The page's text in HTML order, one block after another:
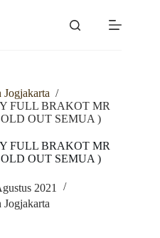
/
FULL BRAKOT MR
OUT SEMUA )
FULL BRAKOT MR
OUT SEMUA )
2021